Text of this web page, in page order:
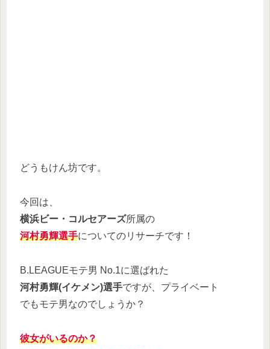
どうもけん坊です。
今回は、
横浜ビー・コルセアーズ所属の
河村勇輝選手についてのリサーチです！
B.LEAGUEモテ男 No.1に選ばれた
河村勇輝(イケメン)選手ですが、プライベート
でもモテ男なのでしょうか？
彼女がいるのか？